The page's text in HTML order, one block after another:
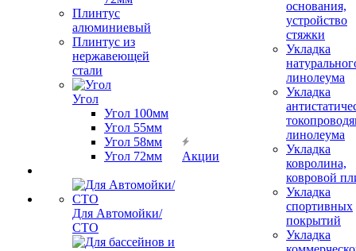
Плинтус
алюминиевый
Плинтус из
нержавеющей
стали
Угол
Угол 100мм
Угол 55мм
Угол 58мм
Угол 72мм
Для Автомойки/
СТО
Акции
основания,
устройство
стяжки
Укладка
линолеума
Укладка
линолеума
Укладка
ковролина,
ковровой
Укладка
спортивных
покрытий
Укладка